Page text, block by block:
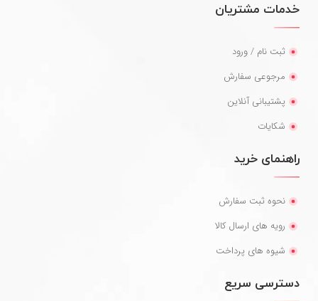
خدمات مشتریان
ثبت نام / ورود
مرجوعی سفارش
پشتیبانی آنلاین
شکایات
راهنمای خرید
نحوه ثبت سفارش
رویه های ارسال کالا
شیوه های پرداخت
دسترسی سریع